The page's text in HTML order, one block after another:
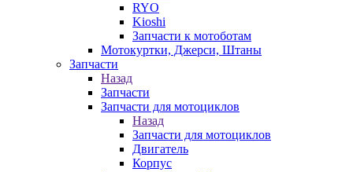
RYO
Kioshi
Запчасти к мотоботам
Мотокуртки, Джерси, Штаны
Запчасти
Назад
Запчасти
Запчасти для мотоциклов
Назад
Запчасти для мотоциклов
Двигатель
Корпус